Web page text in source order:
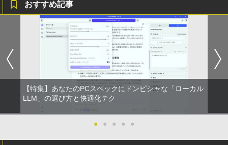
おすすめ記事
【特集】あなたのPCスペックにドンピシャな「ローカル
LLM」の選び方と快適化テク
● ● ● ● ●